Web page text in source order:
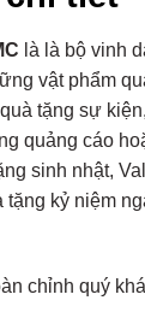
là là bộ vinh
vật phẩm
tặng sự
quảng cáo
sinh nhật,
tặng kỷ niệm
chỉnh quý